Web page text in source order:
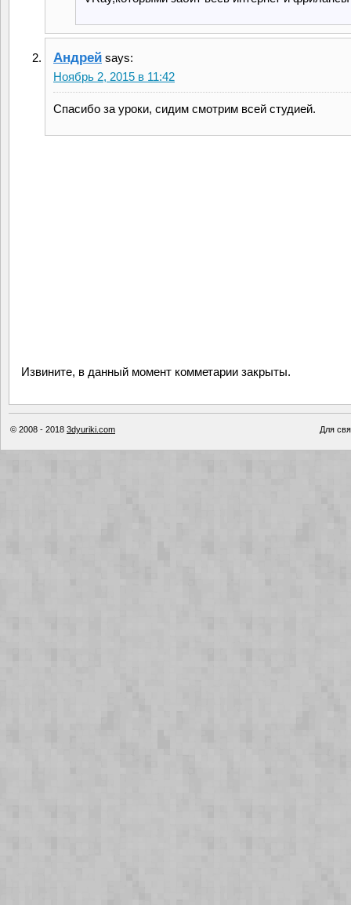
Андрей says:
Ноябрь 2, 2015 в 11:42
Спасибо за уроки, сидим смотрим всей студией.
Извините, в данный момент комметарии закрыты.
© 2008 - 2018 3dyuriki.com Для